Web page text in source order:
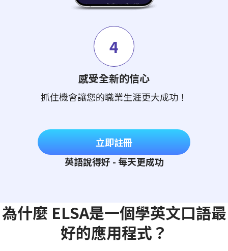
4
感受全新的信心
抓住機會讓您的職業生涯更大成功！
立即註冊
英語說得好 - 每天更成功
為什麼 ELSA是一個學英文口語最
好的應用程式？